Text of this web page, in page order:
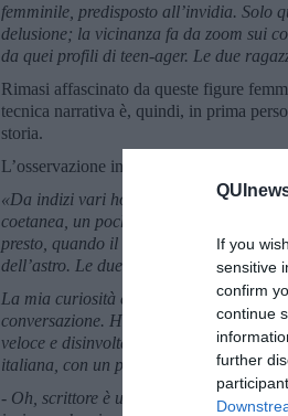
If you
sensitive
confirm
continue
further
femminile, predisposto all’invidia. Solo
delusione; la vicinanza fa da zoom sui
da quei profili di teen-ager. Le due
Rimasi affascinato da queste figure
tecnica narrativa è, quindi, in prima
storia.
L’osservazione iniziale fu attenta e
«Da indizi vari ho carpito la loro
coetanea, un pochino meno slanciata, e
presto, quando il sole è ancora gentile.
dell’astro. Le due olandesi parlano un
La mia curiosità è fortissima e con
conversazione. Ho alternato la scrittura
veloce e disinvolta sul note-book.
italiana, con un po’ di civetteria, a
- Oh, scrittore è una connotazione